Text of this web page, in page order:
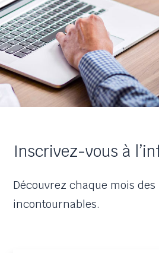
Inscrivez-vous à
Découvrez chaque mois
incontournables.